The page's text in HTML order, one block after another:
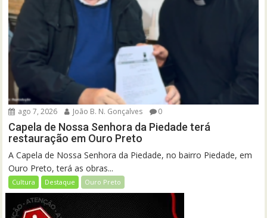
ago 7, 2026 João B. N. Gonçalves 0
Capela de Nossa Senhora da Piedade terá
restauração em Ouro Preto
A Capela de Nossa Senhora da Piedade, no bairro Piedade, em
Ouro Preto, terá as obras...
Cultura Destaque Ouro Preto